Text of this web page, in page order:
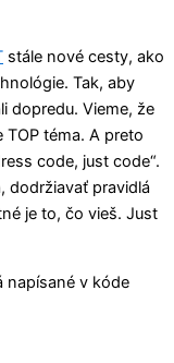
stále nové cesty, ako
Tak, aby
dopredu. Vieme, že
téma. A preto
code, just code“.
dodržiavať pravidlá
je to, čo vieš. Just
napísané v kóde